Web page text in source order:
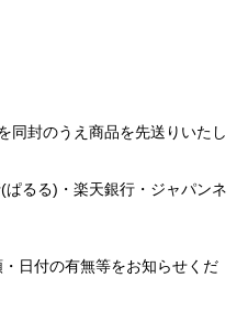
同封のうえ商品を先送りいたし
るる)・楽天銀行・ジャパンネ
日付の有無等をお知らせくだ